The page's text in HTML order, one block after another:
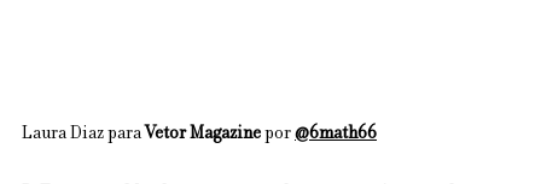
Laura Diaz para Vetor Magazine por @6math66